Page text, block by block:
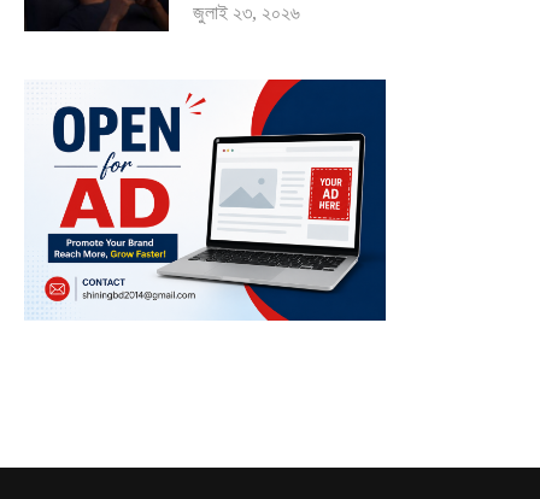
জুলাই ২৩, ২০২৬